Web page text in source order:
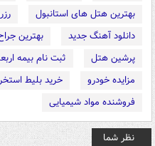
بهترین هتل های استانبول
دانلود آهنگ جدید
بهترین
پرشین هتل
ثبت نام بیمه
مزایده خودرو
خرید بلیط استخر
فروشنده مواد شیمیایی
نظر شما